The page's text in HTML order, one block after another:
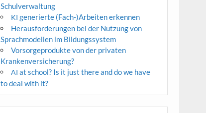
Schulverwaltung
KI generierte (Fach-)Arbeiten erkennen
Herausforderungen bei der Nutzung von
Sprachmodellen im Bildungssystem
Vorsorgeprodukte von der privaten
Krankenversicherung?
AI at school? Is it just there and do we have
to deal with it?